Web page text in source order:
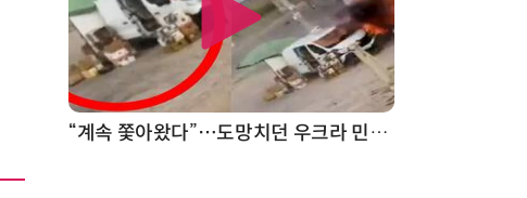
“계속 쫓아왔다”…도망치던 우크라 민간인 공격한 러 자폭 드론